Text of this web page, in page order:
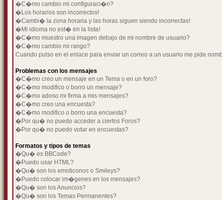
�C�mo cambio mi configuraci�n?
�Los horarios son incorrectos!
�Cambi� la zona horaria y las horas siguen siendo incorrectas!
�Mi idioma no est� en la lista!
�C�mo muestro una imagen debajo de mi nombre de usuario?
�C�mo cambio mi rango?
Cuando pulso en el enlace para enviar un correo a un usuario me pide
Problemas con los mensajes
�C�mo creo un mensaje en un Tema o en un foro?
�C�mo modifico o borro un mensaje?
�C�mo adoso mi firma a mis mensajes?
�C�mo creo una encuesta?
�C�mo modifico o borro una encuesta?
�Por qu� no puedo acceder a ciertos Foros?
�Por qu� no puedo votar en encuestas?
Formatos y tipos de temas
�Qu� es BBCode?
�Puedo usar HTML?
�Qu� son los emoticonos o Smileys?
�Puedo colocar im�genes en los mensajes?
�Qu� son los Anuncios?
�Qu� son los Temas Permanentes?